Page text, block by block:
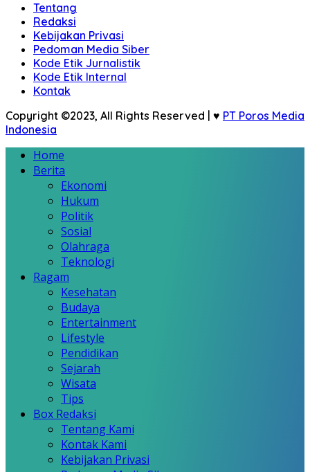
Tentang
Redaksi
Kebijakan Privasi
Pedoman Media Siber
Kode Etik Jurnalistik
Kode Etik Internal
Kontak
Copyright ©2023, All Rights Reserved | ♥ PT Poros Media
Indonesia
Home
Berita
Ekonomi
Hukum
Politik
Sosial
Olahraga
Teknologi
Ragam
Kesehatan
Budaya
Entertainment
Lifestyle
Pendidikan
Sejarah
Wisata
Tips
Box Redaksi
Tentang Kami
Kontak Kami
Kebijakan Privasi